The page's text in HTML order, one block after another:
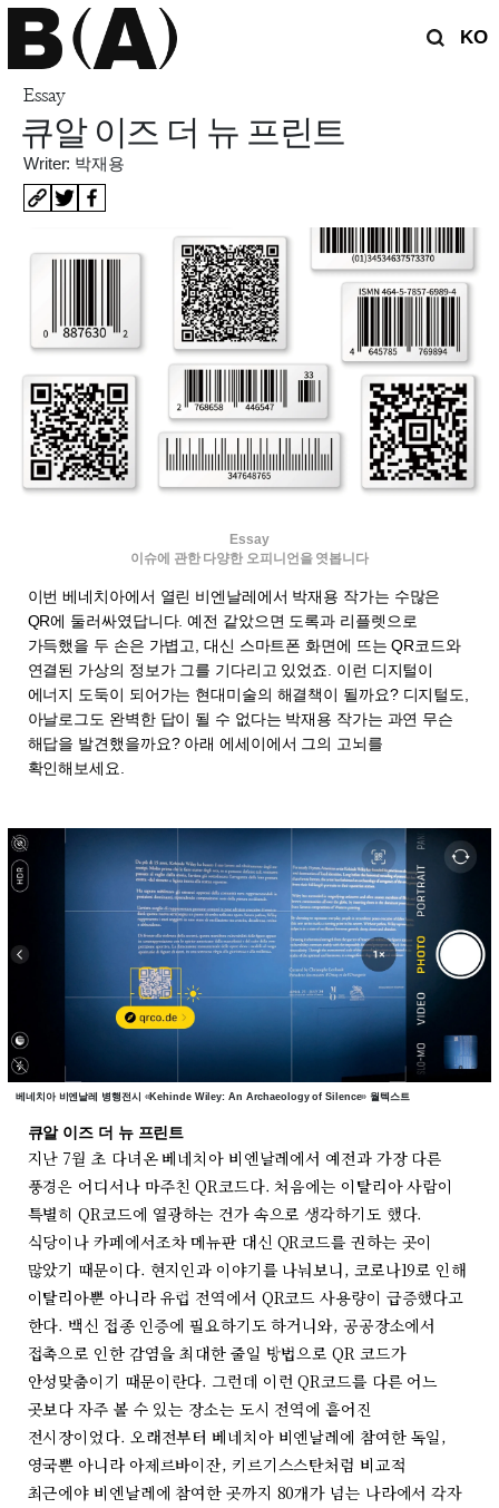
KO
Essay
큐알 이즈 더 뉴 프린트
Writer: 박재용
Essay
이슈에 관한 다양한 오피니언을 엿봅니다
이번 베네치아에서 열린 비엔날레에서 박재용 작가는 수많은
QR에 둘러싸였답니다. 예전 같았으면 도록과 리플렛으로
가득했을 두 손은 가볍고, 대신 스마트폰 화면에 뜨는 QR코드와
연결된 가상의 정보가 그를 기다리고 있었죠. 이런 디지털이
에너지 도둑이 되어가는 현대미술의 해결책이 될까요? 디지털도,
아날로그도 완벽한 답이 될 수 없다는 박재용 작가는 과연 무슨
해답을 발견했을까요? 아래 에세이에서 그의 고뇌를
확인해보세요.
베네치아 비엔날레 병행전시 «Kehinde Wiley: An Archaeology of Silence» 월텍스트
큐알 이즈 더 뉴 프린트
지난 7월 초 다녀온 베네치아 비엔날레에서 예전과 가장 다른
풍경은 어디서나 마주친 QR코드다. 처음에는 이탈리아 사람이
특별히 QR코드에 열광하는 건가 속으로 생각하기도 했다.
식당이나 카페에서조차 메뉴판 대신 QR코드를 권하는 곳이
많았기 때문이다. 현지인과 이야기를 나눠보니, 코로나19로 인해
이탈리아뿐 아니라 유럽 전역에서 QR코드 사용량이 급증했다고
한다. 백신 접종 인증에 필요하기도 하거니와, 공공장소에서
접촉으로 인한 감염을 최대한 줄일 방법으로 QR 코드가
안성맞춤이기 때문이란다. 그런데 이런 QR코드를 다른 어느
곳보다 자주 볼 수 있는 장소는 도시 전역에 흩어진
전시장이었다. 오래전부터 베네치아 비엔날레에 참여한 독일,
영국뿐 아니라 아제르바이잔, 키르기스스탄처럼 비교적
최근에야 비엔날레에 참여한 곳까지 80개가 넘는 나라에서 각자